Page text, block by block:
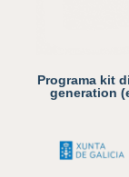
Programa kit
generation